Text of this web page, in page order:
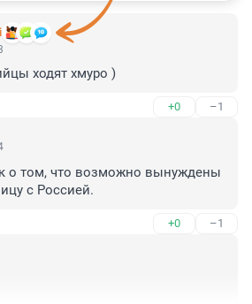
ходят хмуро )
+0 –1
о том, что возможно вынуждены
с Россией.
+0 –1